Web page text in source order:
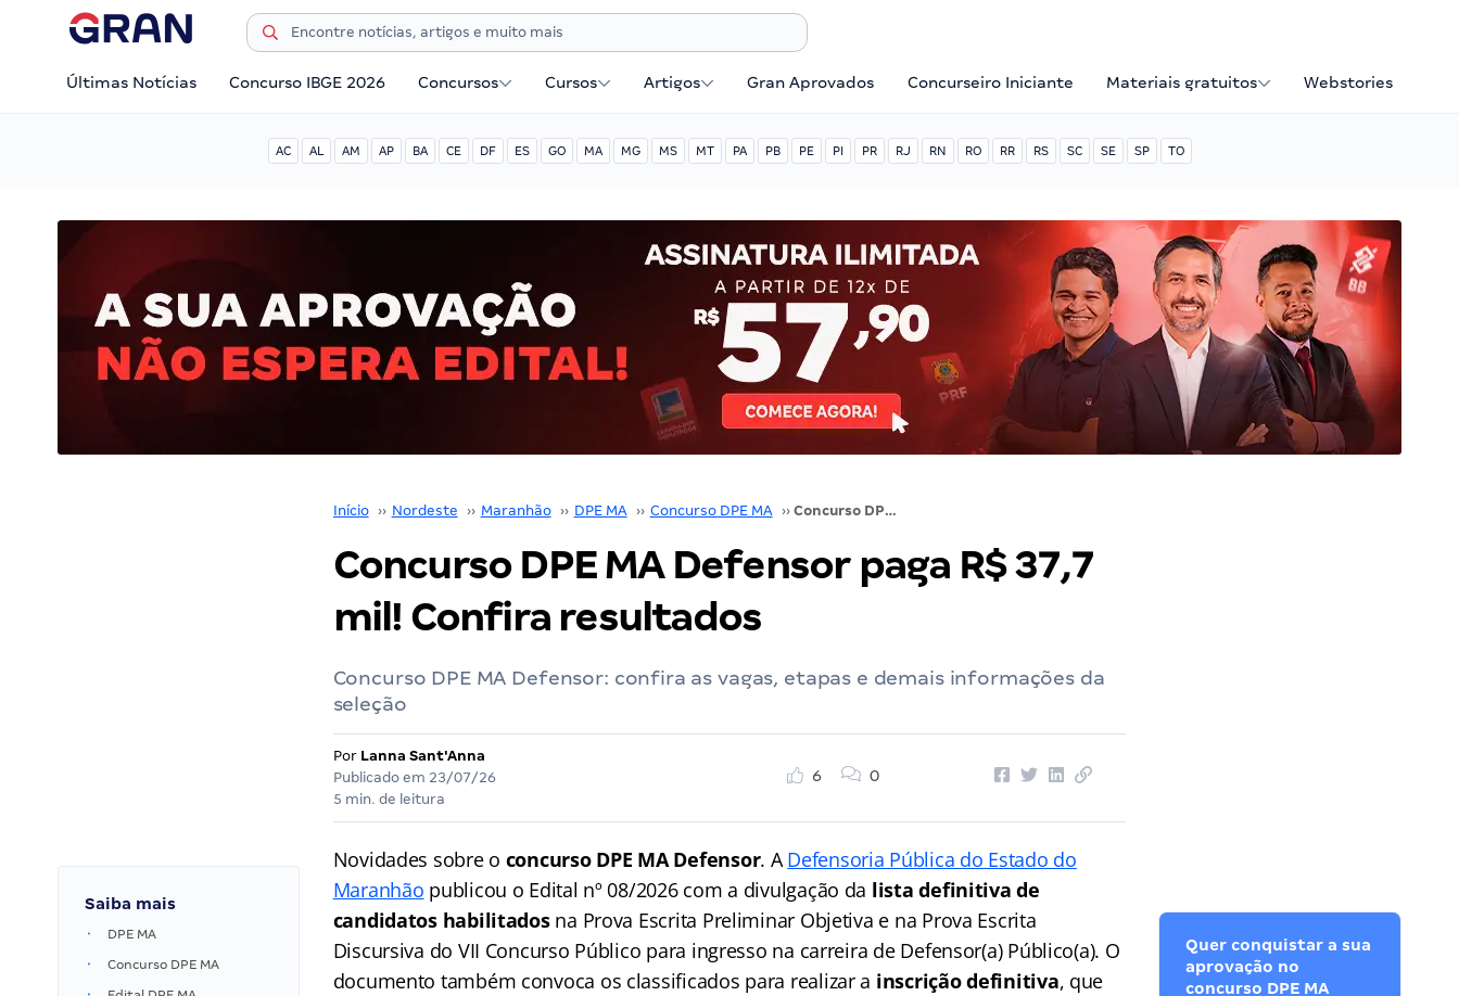
Últimas Notícias Concurso IBGE 2026 Concursos Cursos Artigos Gran Aprovados Concurseiro Iniciante Materiais gratuitos Webstories
AC AL AM AP BA CE DF ES GO MA MG MS MT PA PB PE PI PR RJ RN RO RR RS SC SE SP TO
Início ›› Nordeste ›› Maranhão ›› DPE MA ›› Concurso DPE MA ›› Concurso DPE MA Defensor paga R$ 37,7 mil! Confira resultados
Concurso DPE MA Defensor paga R$ 37,7
mil! Confira resultados
Concurso DPE MA Defensor: confira as vagas, etapas e demais informações da
seleção
Por Lanna Sant'Anna
Publicado em 23/07/26
5 min. de leitura
6 0
Saiba mais
DPE MA
Concurso DPE MA
Novidades sobre o concurso DPE MA Defensor. ADefensoria Pública do Estado do
Maranhão publicou o Edital nº 08/2026 com a divulgação da lista definitiva de
candidatos habilitadosna Prova Escrita Preliminar Objetiva e na Prova Escrita
Discursiva do VII Concurso Público para ingresso na carreira de Defensor(a) Público(a). O
documento também convoca os classificados para realizar a inscrição definitiva, que
Quer conquistar a sua
aprovação no
concurso DPE MA